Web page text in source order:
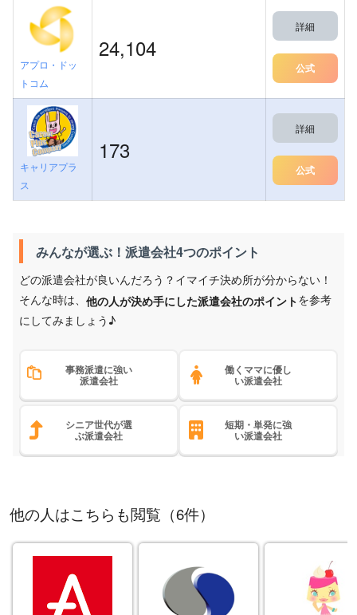
アプロ・ドッ
トコム
24,104
詳細
公式
キャリアプラ
ス
173
詳細
公式
みんなが選ぶ！派遣会社4つのポイント
どの派遣会社が良いんだろう？イマイチ決め所が分からない！
そんな時は、 他の人が決め手にした派遣会社のポイントを参考
にしてみましょう♪
事務派遣に強い
派遣会社
働くママに優し
い派遣会社
シニア世代が選
ぶ派遣会社
短期・単発に強
い派遣会社
他の人はこちらも閲覧（6件）